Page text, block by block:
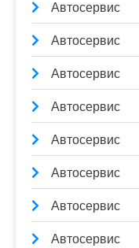
Автосервис
Автосервис
Автосервис
Автосервис
Автосервис
Автосервис
Автосервис
Автосервис